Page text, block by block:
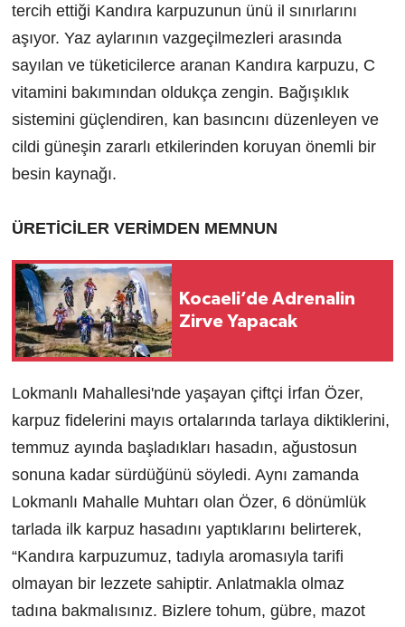
tercih ettiği Kandıra karpuzunun ünü il sınırlarını
aşıyor. Yaz aylarının vazgeçilmezleri arasında
sayılan ve tüketicilerce aranan Kandıra karpuzu, C
vitamini bakımından oldukça zengin. Bağışıklık
sistemini güçlendiren, kan basıncını düzenleyen ve
cildi güneşin zararlı etkilerinden koruyan önemli bir
besin kaynağı.
ÜRETİCİLER VERİMDEN MEMNUN
Kocaeli’de Adrenalin
Zirve Yapacak
Lokmanlı Mahallesi'nde yaşayan çiftçi İrfan Özer,
karpuz fidelerini mayıs ortalarında tarlaya diktiklerini,
temmuz ayında başladıkları hasadın, ağustosun
sonuna kadar sürdüğünü söyledi. Aynı zamanda
Lokmanlı Mahalle Muhtarı olan Özer, 6 dönümlük
tarlada ilk karpuz hasadını yaptıklarını belirterek,
“Kandıra karpuzumuz, tadıyla aromasıyla tarifi
olmayan bir lezzete sahiptir. Anlatmakla olmaz
tadına bakmalısınız. Bizlere tohum, gübre, mazot